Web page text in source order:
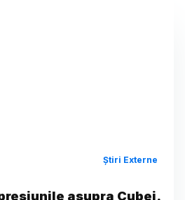
Știri Externe
asupra Cubei.